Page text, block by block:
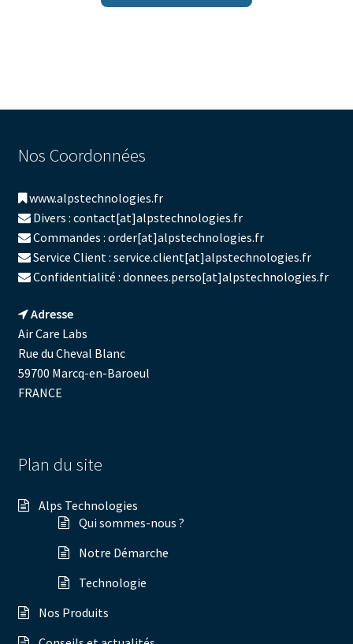
Nos Coordonnées
www.alpstechnologies.fr
Divers : contact[at]alpstechnologies.fr
Commandes : order[at]alpstechnologies.fr
Service Client : service.client[at]alpstechnologies.fr
Confidentialité : donnees.perso[at]alpstechnologies.fr
Adresse
Air Care Labs
Rue du Cheval Blanc
59700 Marcq-en-Baroeul
FRANCE
Plan du site
Alps Technologies
Qui sommes-nous ?
Notre Démarche
Technologie
Nos Produits